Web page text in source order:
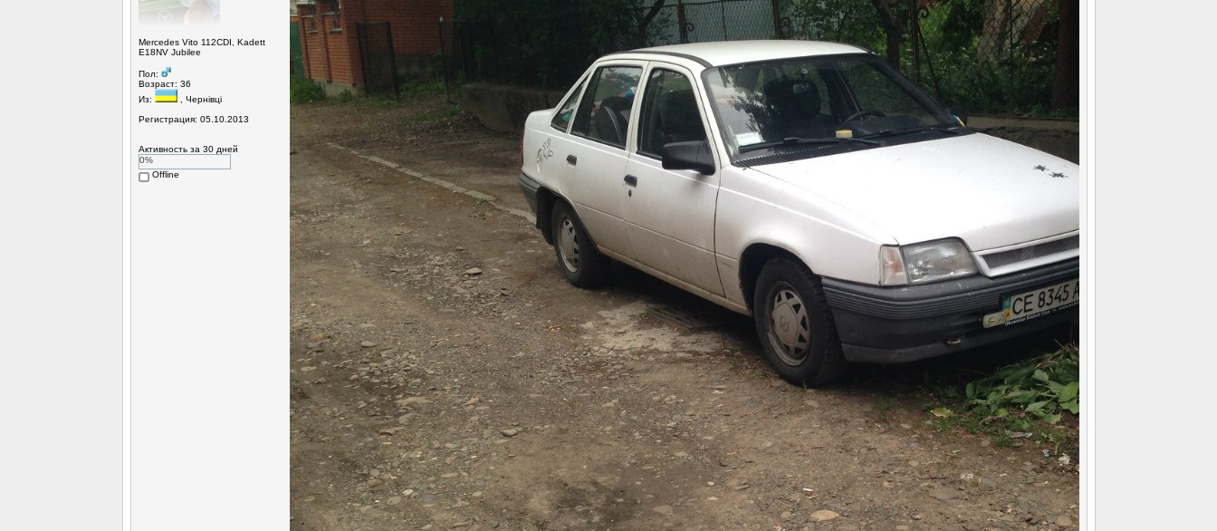
Mercedes Vito 112CDI, Kadett
E18NV Jubilee
Пол:
Возраст: 36
Из:
, Чернівці
Регистрация: 05.10.2013
Активность за 30 дней
0%
Offline